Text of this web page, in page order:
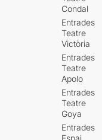
Condal
Entrades
Teatre
Victòria
Entrades
Teatre
Apolo
Entrades
Teatre
Goya
Entrades
Espai